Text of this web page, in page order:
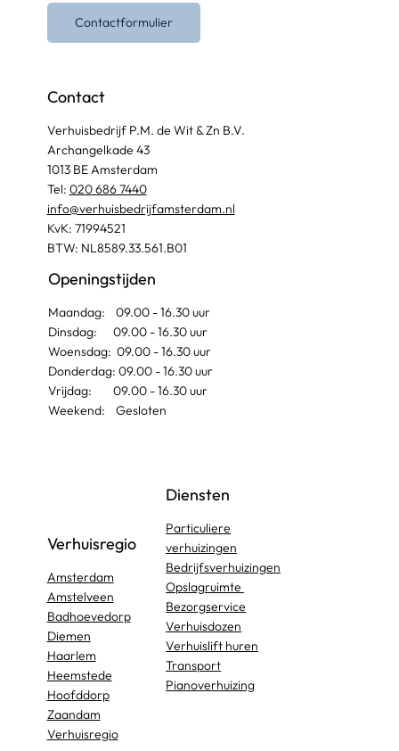
Verhuisregio
Amsterdam
Amstelveen
Badhoevedorp
Diemen
Haarlem
Heemstede
Hoofddorp
Zaandam
Verhuisregio
Diensten
Particuliere
verhuizingen
Bedrijfsverhuizingen
Opslagruimte
Bezorgservice
Verhuisdozen
Verhuislift huren
Transport
Pianoverhuizing
Contact
Verhuisbedrijf P.M. de Wit & Zn B.V.
Archangelkade 43
1013 BE Amsterdam
Tel: 020 686 7440
info@verhuisbedrijfamsterdam.nl​
KvK: 71994521
BTW: NL8589.33.561.B01
Openingstijden
Maandag: 09.00 - 16.30 uur
Dinsdag: 09.00 - 16.30 uur
Woensdag: 09.00 - 16.30 uur
Donderdag: 09.00 - 16.30 uur
Vrijdag: 09.00 - 16.30 uur
Weekend: Gesloten
Contactformulier